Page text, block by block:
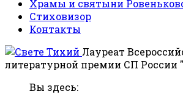
Храмы и святыни
Стиховизор
Контакты
Лауреат
литературной премии СП России
Вы здесь: